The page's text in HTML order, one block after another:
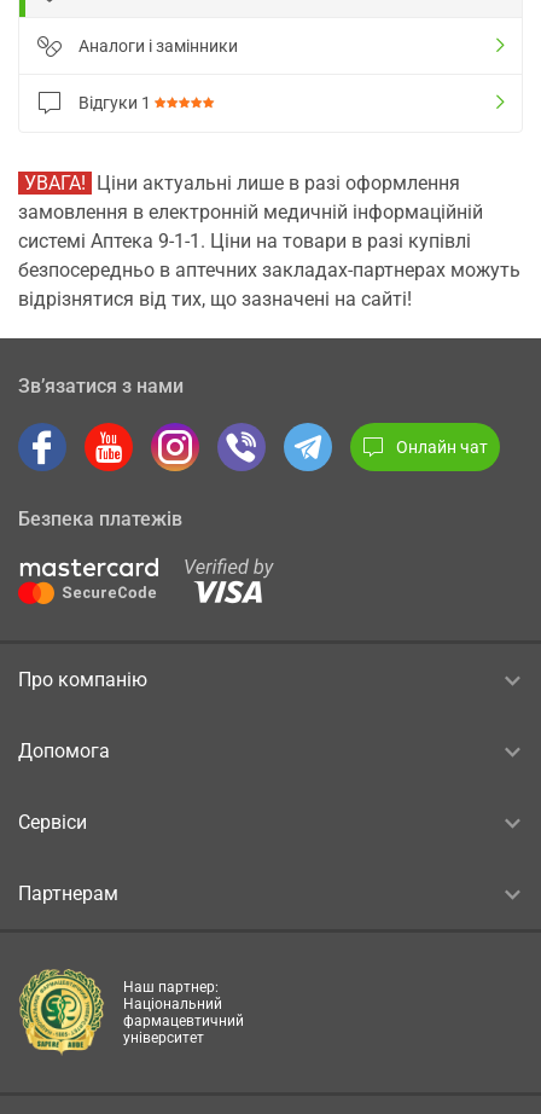
Аналоги і замінники
Відгуки 1
УВАГА! Ціни актуальні лише в разі оформлення
замовлення в електронній медичній інформаційній
системі Аптека 9-1-1. Ціни на товари в разі купівлі
безпосередньо в аптечних закладах-партнерах можуть
відрізнятися від тих, що зазначені на сайті!
Зв’язатися з нами
Онлайн чат
Безпека платежів
Про компанію
Допомога
Сервіси
Партнерам
Наш партнер:
Національний
фармацевтичний
університет